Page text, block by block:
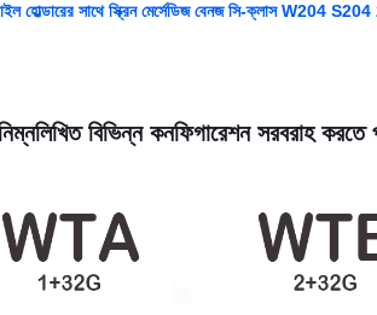
হোল্ডারের সাথে স্ক্রিন মের্সেডিজ বেনজ সি-ক্লাস W204 S204
বিভিন্ন কনফিগারেশন সরবরাহ করতে